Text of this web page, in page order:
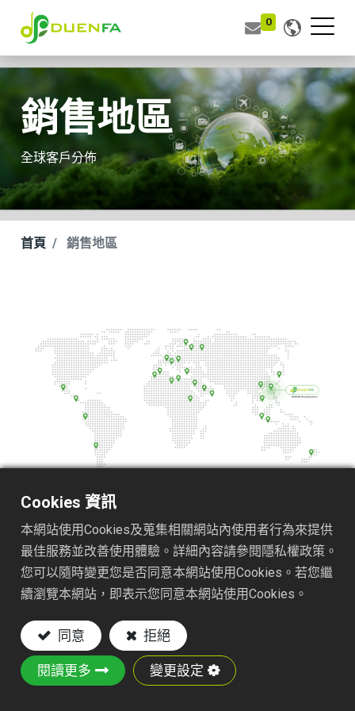
0
銷售地區
全球客戶分佈
首頁 銷售地區
亞洲
• 中國 青島
• 新加坡
• 馬來西亞
Cookies 資訊
本網站使用Cookies及蒐集相關網站內使用者行為來提供
最佳服務並改善使用體驗。詳細內容請參閱隱私權政策。
您可以隨時變更您是否同意本網站使用Cookies。若您繼
續瀏覽本網站，即表示您同意本網站使用Cookies。
同意 拒絕
閱讀更多 變更設定